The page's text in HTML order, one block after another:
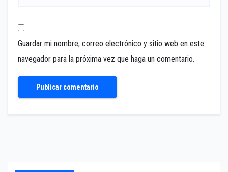
Guardar mi nombre, correo electrónico y sitio web en este
navegador para la próxima vez que haga un comentario.